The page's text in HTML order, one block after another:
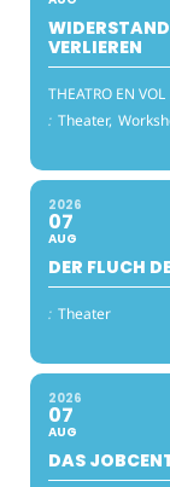
VERLIEREN
THEATRO EN VOL
: Theater,
2026
07
AUG
DER FLUCH
: Theater
2026
07
AUG
DAS